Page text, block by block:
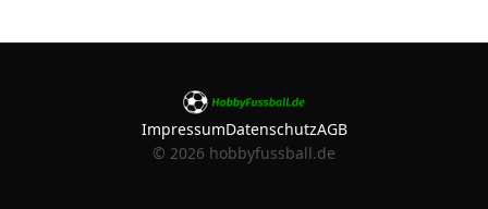
ImpressumDatenschutzAGB
© 2026 hobbyfussball.de